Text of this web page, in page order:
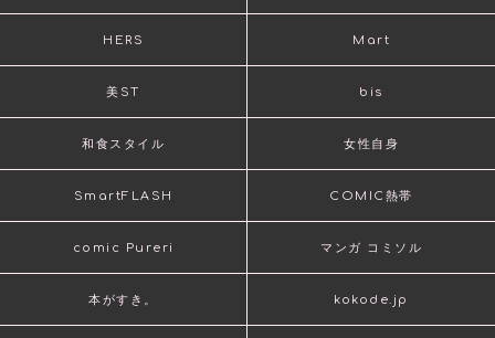
HERS Mart
美ST bis
和食スタイル 女性自身
SmartFLASH COMIC熱帯
comic Pureri マンガ コミソル
本がすき。 kokode.jp